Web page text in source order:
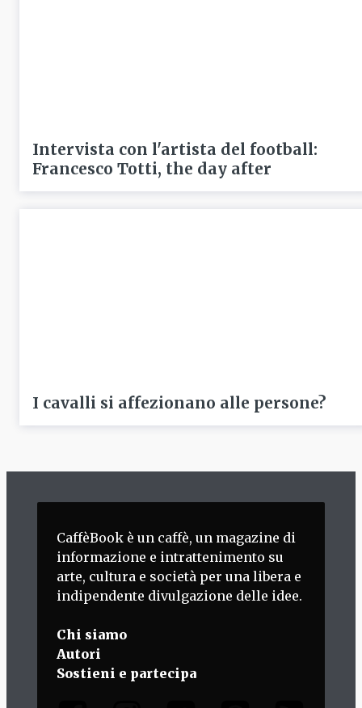
Intervista con l'artista del football:
Francesco Totti, the day after
I cavalli si affezionano alle persone?
CaffèBook è un caffè, un magazine di
informazione e intrattenimento su
arte, cultura e società per una libera e
indipendente divulgazione delle idee.
Chi siamo
Autori
Sostieni e partecipa